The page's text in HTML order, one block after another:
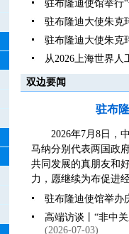
驻布隆迪使馆举行
驻布隆迪大使朱克
驻布隆迪大使朱克
从2026上海世界
双边要闻
驻布
2026年7月8日，
马纳分别代表两国政
共同发展的真朋友和
力，愿继续为布促进
驻布隆迪使馆举办
高端访谈丨“非中
(2026-07-03)